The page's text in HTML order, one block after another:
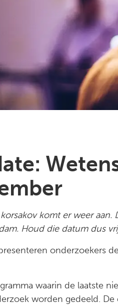
komt er weer
Houd die datum dus
onderzoekers
waarin de laatste
worden gedeeld.